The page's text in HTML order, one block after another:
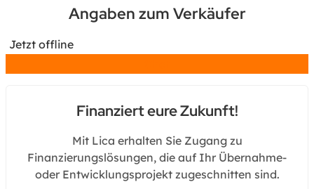
Angaben zum Verkäufer
Jetzt offline
Finanziert eure Zukunft!
Mit Lica erhalten Sie Zugang zu
Finanzierungslösungen, die auf Ihr Übernahme-
oder Entwicklungsprojekt zugeschnitten sind.